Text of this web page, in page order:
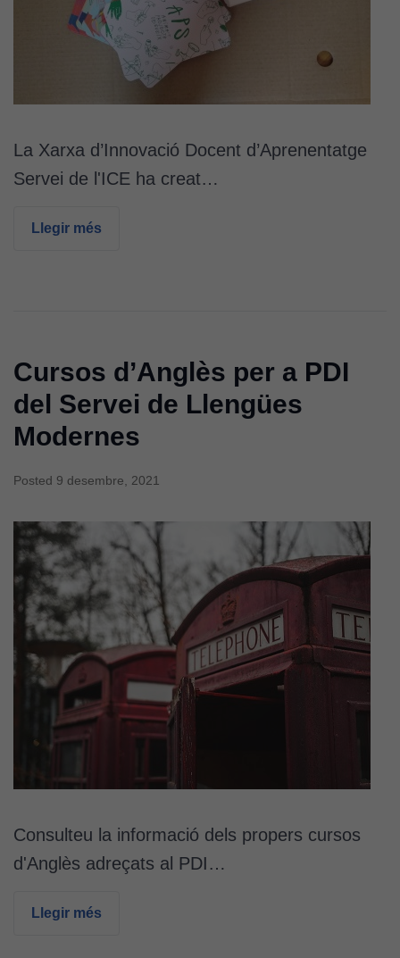
La Xarxa d’Innovació Docent d’Aprenentatge
Servei de l'ICE ha creat…
Llegir més
Cursos d’Anglès per a PDI
del Servei de Llengües
Modernes
Posted 9 desembre, 2021
Consulteu la informació dels propers cursos
d'Anglès adreçats al PDI…
Llegir més
tècniques